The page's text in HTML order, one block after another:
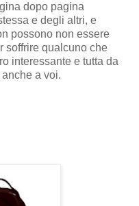
dopo pagina
e degli altri, e
possono non essere
soffrire qualcuno che
interessante e tutta da
a voi.